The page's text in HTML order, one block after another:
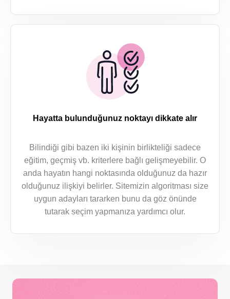
Hayatta bulunduğunuz noktayı dikkate alır
Bilindiği gibi bazen iki kişinin birlikteliği sadece
eğitim, geçmiş vb. kriterlere bağlı gelişmeyebilir. O
anda hayatın hangi noktasında olduğunuz da hazır
olduğunuz ilişkiyi belirler. Sitemizin algoritması size
uygun adayları tararken bunu da göz önünde
tutarak seçim yapmanıza yardımcı olur.